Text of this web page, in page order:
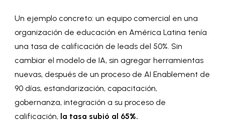
Un ejemplo concreto: un equipo comercial en una
organización de educación en América Latina tenía
una tasa de calificación de leads del 50%. Sin
cambiar el modelo de IA, sin agregar herramientas
nuevas, después de un proceso de AI Enablement de
90 días, estandarización, capacitación,
gobernanza, integración a su proceso de
calificación, la tasa subió al 65%.